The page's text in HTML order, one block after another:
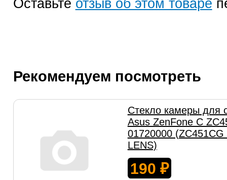
Оставьте отзыв об этом товаре
Рекомендуем посмотреть
Стекло камеры для
Asus ZenFone C
01720000 (ZC451CG
LENS)
190 ₽